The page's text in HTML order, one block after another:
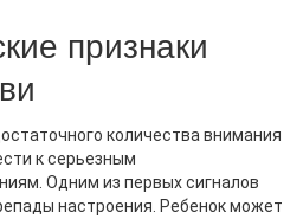
признаки
количества внимания
к серьезным
Одним из первых сигналов
настроения. Ребенок может